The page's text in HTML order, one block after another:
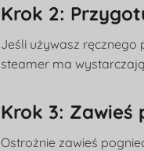
Krok 2:
Jeśli używasz ręcznego
steamer ma
Krok 3: Zawieś
Ostrożnie zawieś